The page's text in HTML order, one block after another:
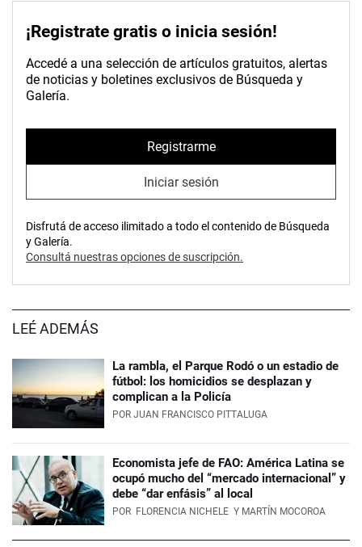
¡Registrate gratis o inicia sesión!
Accedé a una selección de artículos gratuitos, alertas
de noticias y boletines exclusivos de Búsqueda y
Galería.
Registrarme
Iniciar sesión
Disfrutá de acceso ilimitado a todo el contenido de Búsqueda
y Galería.
Consultá nuestras opciones de suscripción.
LEÉ ADEMÁS
La rambla, el Parque Rodó o un estadio de
fútbol: los homicidios se desplazan y
complican a la Policía
POR JUAN FRANCISCO PITTALUGA
Economista jefe de FAO: América Latina se
ocupó mucho del “mercado internacional” y
debe “dar enfásis” al local
POR FLORENCIA NICHELE Y MARTÍN MOCOROA